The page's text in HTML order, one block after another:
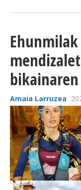
Ehunmilak
Amaia Larruzea